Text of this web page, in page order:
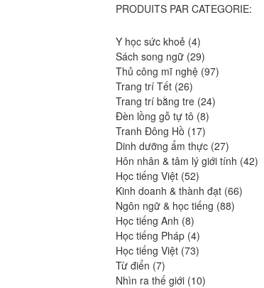
PRODUITS PAR CATEGORIE:
Y học sức khoẻ 44
produits
Sách song ngữ 2929
produits
Thủ công mĩ nghệ 9797
Trang trí Tết 2626
produits
Trang trí bằng tre 2424
Đèn lồng gỗ tự tô 88
Tranh Đông Hồ 1717
produits
Dinh dưỡng ẩm thực 2727
produits
Hôn nhân & tâm lý giới tính 4242
Học tiếng Việt 5252
produits
Kinh doanh & thành đạt 6666
Ngôn ngữ & học tiếng 8888
Học tiếng Anh 88
produits
Học tiếng Pháp 44
produits
Học tiếng Việt 7373
Từ điển 77
produits
Nhìn ra thế giới 1010